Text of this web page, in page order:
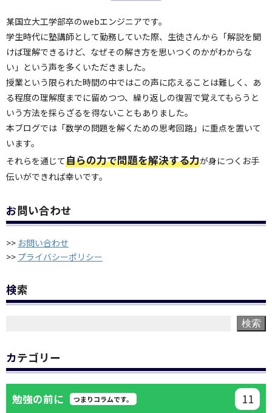
某国立大工学部卒のwebエンジニアです。
学生時代に塾講師として勤務していた際、生徒さんから「解説を聞
けば理解できるけど、なぜその解き方を思いつくのかがわからな
い」という声を多くいただきました。
授業という限られた時間の中ではこの声に応えることは難しく、あ
る程度の理解度までに留めつつ、繰り返しの復習で覚えてもらうと
いう方法を採らざるを得ないこともありました。
本ブログでは「数学の問題を解くための思考回路」に重点を置いて
います。
それらを通じて自らの力で問題を解決する力が身につくお手
伝いができれば幸いです。
お問い合わせ
>> お問い合わせ
>> プライバシーポリシー
検索
検索
カテゴリー
勉強の前に つまりコラムです。 11